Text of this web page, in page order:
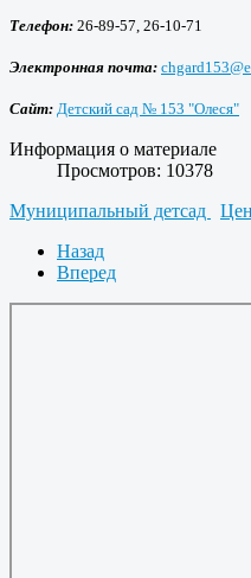
Телефон: 26-89-57, 26-10-71
Электронная почта:
Сайт: Детский сад № 153 "Олеся"
Информация о материале
Просмотров: 10378
Муниципальный детсад
Назад
Вперед